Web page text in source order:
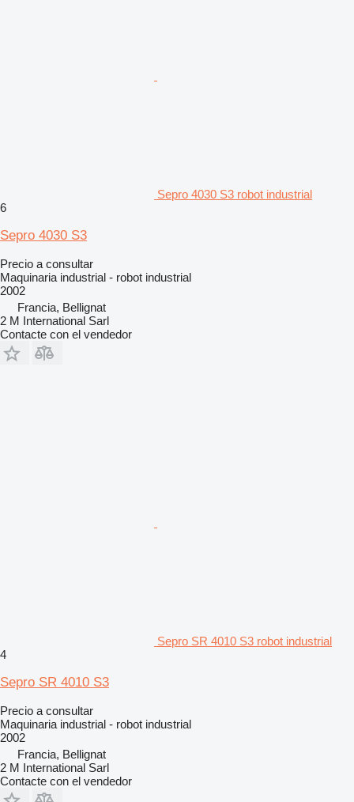
Sepro 4030 S3 robot industrial
6
Sepro 4030 S3
Precio a consultar
Maquinaria industrial - robot industrial
2002
Francia, Bellignat
2 M International Sarl
Contacte con el vendedor
Sepro SR 4010 S3 robot industrial
4
Sepro SR 4010 S3
Precio a consultar
Maquinaria industrial - robot industrial
2002
Francia, Bellignat
2 M International Sarl
Contacte con el vendedor